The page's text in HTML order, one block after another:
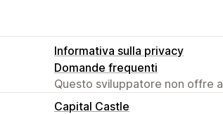
Informativa sulla privacy
Domande frequenti
Questo sviluppatore non offre
Capital Castle